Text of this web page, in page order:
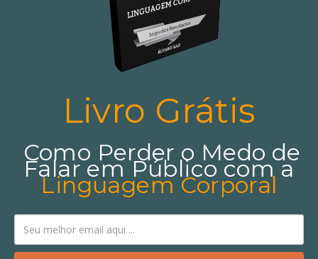
Livro Grátis
Como Perder o Medo de
Falar em Público com a
Linguagem Corporal